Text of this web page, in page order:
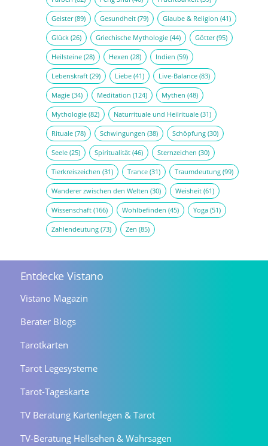
Geister(89) Gesundheit(79) Glaube & Religion (41)
Glück(26) Griechische Mythologie(44) Götter(95)
Heilsteine(28) Hexen (28) Indien (59)
Lebenskraft(29) Liebe(41) Live-Balance(83)
Magie(34) Meditation (124) Mythen (48)
Mythologie(82) Naturrituale und Heilrituale(31)
Rituale(78) Schwingungen (38) Schöpfung(30)
Seele(25) Spiritualität(46) Sternzeichen (30)
Tierkreiszeichen (31) Trance(31) Traumdeutung(99)
Wanderer zwischen den Welten (30) Weisheit(61)
Wissenschaft(166) Wohlbefinden (45) Yoga(51)
Zahlendeutung(73) Zen (85)
Entdecke Vistano
Vistano Magazin
Berater Blogs
Tarotkarten
Tarot Legesysteme
Tarot-Tageskarte
TV Beratung Kartenlegen & Tarot
TV-Beratung Hellsehen & Wahrsagen